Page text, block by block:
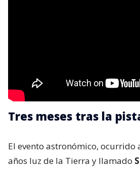
Tres meses tras la
El evento astronómico, ocurrido
años luz de la Tierra y llamado